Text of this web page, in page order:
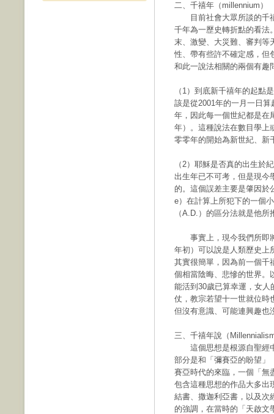
二、千禧年（millennium）
目前社會大眾所談的千禧
千年為一歷史轉折點的看法
末、激變、大災難、審判等
性、帶有些許不確定感，但
和此一說法相關的兩個有趣
（1）到底新千禧年的起點
該是從2001年的一月一日
年，因此每一個世紀都是在
年）。這種說法在數目學上
零零年的開始為新世紀、新
（2）耶穌是否真的出生於
出生年已不可考，但是現今
的。這個誤差主要是肇因於
e）在計算上所犯下的一個
（A.D.）的區分法就是他所
事實上，現今我們所即將
年初）可以說是人類歷史上
其實很簡單，因為前一個千
個相當陰晦、悲慘的世界。
能活到30歲已算幸運，女
仗，教宗若望十一世就位時
但沒有意識、可能連興趣也
三、千禧年說（
這個思想是根源自聖經中
部分是和「彌賽亞的盼望」
賽亞時代的來臨，一個「無
包含這種思想的作品大多出
結書、撒迦利亞書，以及次
的強調，在當時的「天啟文